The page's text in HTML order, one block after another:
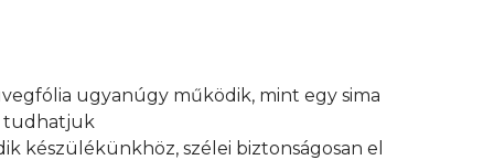
ugyanúgy működik, mint egy sima
tudhatjuk
készülékünkhöz, szélei biztonságosan el